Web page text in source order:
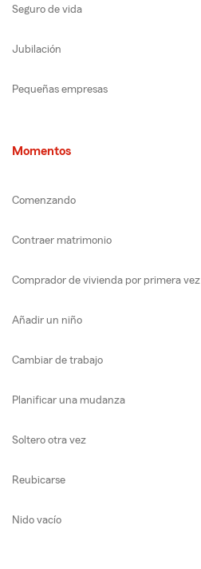
Seguro de vida
Jubilación
Pequeñas empresas
Momentos
Comenzando
Contraer matrimonio
Comprador de vivienda por primera vez
Añadir un niño
Cambiar de trabajo
Planificar una mudanza
Soltero otra vez
Reubicarse
Nido vacío